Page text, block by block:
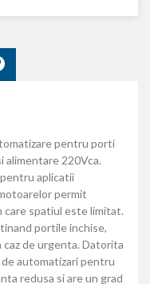
pentru porti
alimentare 220Vca.
aplicatii
permit
care spatiul este limitat.
portile inchise,
de urgenta. Datorita
automatizari pentru
redusa si are un grad